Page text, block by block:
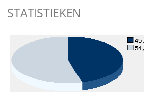
STATISTIEKEN